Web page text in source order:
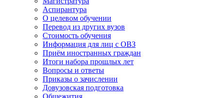
Аспирантура
О целевом обучении
Перевод из других вузов
Стоимость обучения
Информация для лиц с ОВЗ
Приём иностранных граждан
Итоги набора прошлых лет
Вопросы и ответы
Приказы о зачислении
Довузовская подготовка
Общежития